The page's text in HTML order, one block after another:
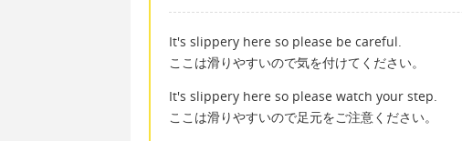
It's slippery here so please be careful.
ここは滑りやすいので気を付けてください。
It's slippery here so please watch your step.
ここは滑りやすいので足元をご注意ください。